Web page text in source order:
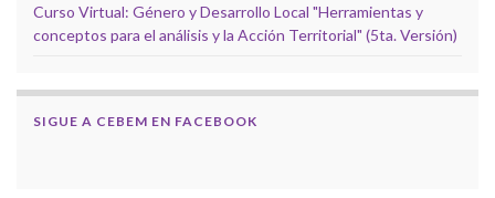
Curso Virtual: Género y Desarrollo Local "Herramientas y
conceptos para el análisis y la Acción Territorial" (5ta. Versión)
SIGUE A CEBEM EN FACEBOOK